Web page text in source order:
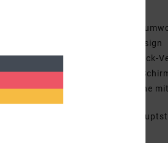
100 %
6-Panel-Design
Verschluss:
Snapback-
Visier:
gebogener
Logo:
Stickerei vorne